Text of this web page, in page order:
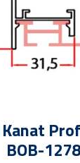
Kanat
BOB-